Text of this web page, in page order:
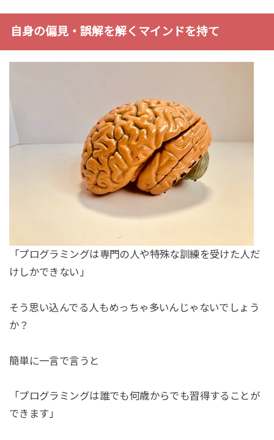
自身の偏見・誤解を解くマインドを持て
「プログラミングは専門の人や特殊な訓練を受けた人だ
けしかできない」
そう思い込んでる人もめっちゃ多いんじゃないでしょう
か？
簡単に一言で言うと
「プログラミングは誰でも何歳からでも習得することが
できます」